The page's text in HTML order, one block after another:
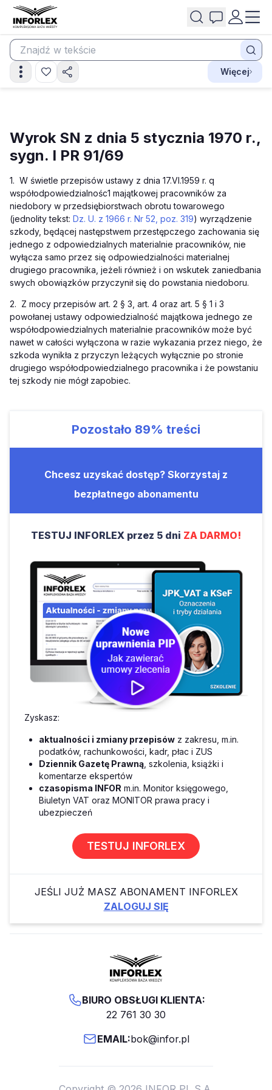
Więcej
Wyrok SN z dnia 5 stycznia 1970 r.,
sygn. I PR 91/69
1. W świetle przepisów ustawy z dnia 17.VI.1959 r. q
współodpowiedzialnośc1 majątkowej pracowników za
niedobory w przedsiębiorstwach obrotu towarowego
(jednolity tekst: Dz. U. z 1966 r. Nr 52, poz. 319) wyrządzenie
szkody, będącej następstwem przestępczego zachowania się
jednego z odpowiedzialnych materialnie pracowników, nie
wyłącza samo przez się odpowiedzialności materialnej
drugiego pracownika, jeżeli również i on wskutek zaniedbania
swych obowiązków przyczynił się do powstania niedoboru.
2. Z mocy przepisów art. 2 § 3, art. 4 oraz art. 5 § 1 i 3
powołanej ustawy odpowiedzialność majątkowa jednego ze
współodpowiedzialnych materialnie pracowników może być
nawet w całości wyłączona w razie wykazania przez niego, że
szkoda wynikła z przyczyn leżących wyłącznie po stronie
drugiego współodpowiedzialnego pracownika i że powstaniu
tej szkody nie mógł zapobiec.
Pozostało 89% treści
Chcesz uzyskać dostęp? Skorzystaj z
bezpłatnego abonamentu
TESTUJ INFORLEX przez 5 dni ZA DARMO!
Zyskasz:
aktualności i zmiany przepisów z zakresu, m.in.
podatków, rachunkowości, kadr, płac i ZUS
Dziennik Gazetę Prawną , szkolenia, książki i
komentarze ekspertów
czasopisma INFOR m.in. Monitor księgowego,
Biuletyn VAT oraz MONITOR prawa pracy i
ubezpieczeń
TESTUJ INFORLEX
JEŚLI JUŻ MASZ ABONAMENT INFORLEX
ZALOGUJ SIĘ
BIURO OBSŁUGI KLIENTA:
22 761 30 30
EMAIL:bok@infor.pl